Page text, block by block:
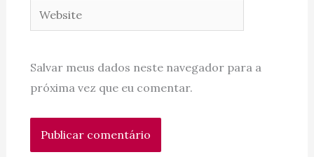
Website
Salvar meus dados neste navegador para a
próxima vez que eu comentar.